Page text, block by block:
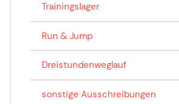
Trainingslager
Run & Jump
Dreistundenweglauf
sonstige Ausschreibungen